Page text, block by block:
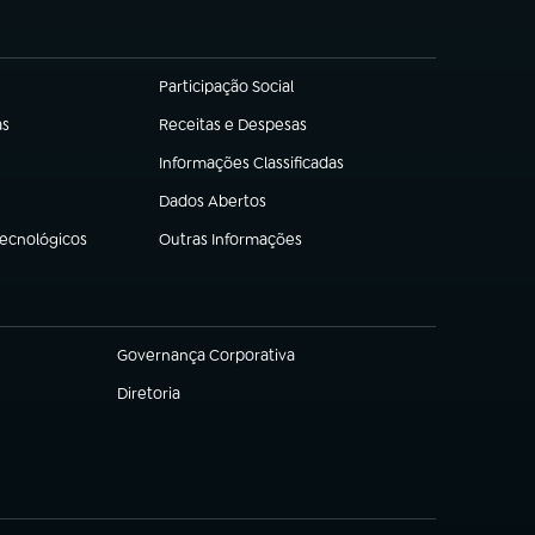
Participação Social
(abre em nova aba)
Receitas e Despesas
(abre em nova aba)
Informações Classificadas
(abre em nova aba)
Dados Abertos
(abre em nova aba)
Outras Informações
(abre em nova aba)
Governança Corporativa
(abre em nova aba)
Diretoria
(abre em nova aba)